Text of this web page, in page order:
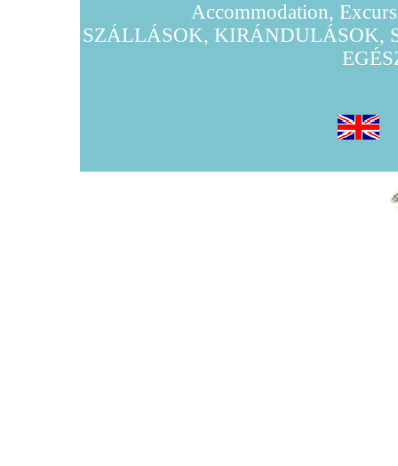
Accommodation,
SZÁLLÁSOK, KIRÁNDULÁSOK,